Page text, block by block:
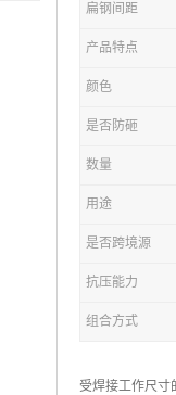
扁钢间距
产品特点
颜色
是否防砸
数量
用途
是否跨境源
抗压能力
组合方式
受焊接工作尺寸